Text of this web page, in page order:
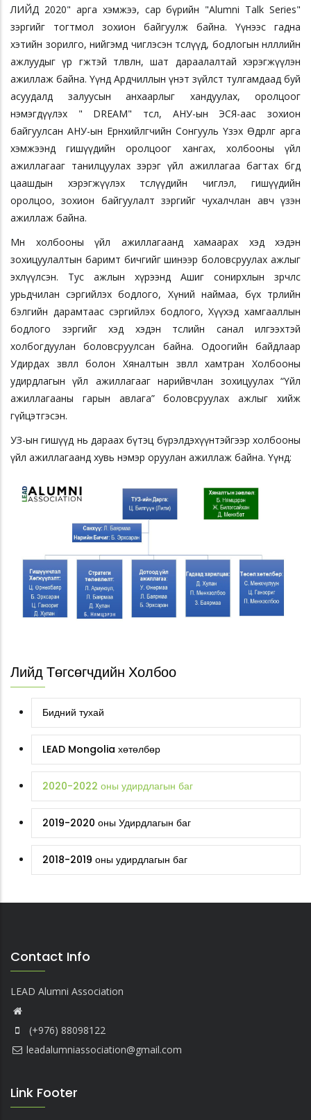
ЛИЙД 2020" арга хэмжээ, сар бүрийн "Alumni Talk Series"
зэргийг тогтмол зохион байгуулж байна. Үүнээс гадна
хэтийн зорилго, нийгэмд чиглэсэн төслүүд, бодлогын нөлөөллийн
ажлуудыг үр өгөөжтэй төлөвлөн, шат дараалалтай хэрэгжүүлэн
ажиллаж байна. Үүнд Ардчиллын үнэт зүйлст тулгамдаад буй
асуудалд залуусын анхаарлыг хандуулах, оролцоог
нэмэгдүүлэх " DREAM" төсөл, АНУ-ын ЭСЯ-аас зохион
байгуулсан АНУ-ын Ерөнхийлөгчийн Сонгууль Үзэх Өдөрлөг арга
хэмжээнд гишүүдийн оролцоог хангах, холбооны үйл
ажиллагааг танилцуулах зэрэг үйл ажиллагаа багтах бөгөөд
цаашдын хэрэгжүүлэх төслүүдийн чиглэл, гишүүдийн
оролцоо, зохион байгуулалт зэргийг чухалчлан авч үзэн
ажиллаж байна.
Мөн холбооны үйл ажиллагаанд хамаарах хэд хэдэн
зохицуулалтын баримт бичгийг шинээр боловсруулах ажлыг
эхлүүлсэн. Тус ажлын хүрээнд Ашиг сонирхлын зөрчлөөс
урьдчилан сэргийлэх бодлого, Хүний наймаа, бүх төрлийн
бэлгийн дарамтаас сэргийлэх бодлого, Хүүхэд хамгааллын
бодлого зэргийг хэд хэдэн төслийн санал илгээхтэй
холбогдуулан боловсруулсан байна. Одоогийн байдлаар
Удирдах зөвлөл болон Хяналтын зөвлөл хамтран Холбооны
удирдлагын үйл ажиллагааг нарийвчлан зохицуулах “Үйл
ажиллагааны гарын авлага” боловсруулах ажлыг хийж
гүйцэтгэсэн.
УЗ-ын гишүүд нь дараах бүтэц бүрэлдэхүүнтэйгээр холбооны
үйл ажиллагаанд хувь нэмэр оруулан ажиллаж байна. Үүнд:
Лийд Төгсөгчдийн Холбоо
Бидний тухай
LEAD Mongolia хөтөлбөр
2020-2022 оны удирдлагын баг
2019-2020 оны Удирдлагын баг
2018-2019 оны удирдлагын баг
Contact Info
LEAD Alumni Association
(+976) 88098122
leadalumniassociation@gmail.com
Link Footer